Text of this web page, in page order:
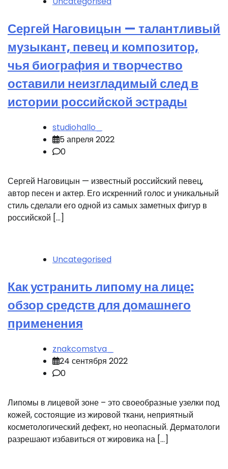
Сергей Наговицын — талантливый
музыкант, певец и композитор,
чья биография и творчество
оставили неизгладимый след в
истории российской эстрады
studiohallo_
5 апреля 2022
0
Сергей Наговицын — известный российский певец,
автор песен и актер. Его искренний голос и уникальный
стиль сделали его одной из самых заметных фигур в
российской […]
Uncategorised
Как устранить липому на лице:
обзор средств для домашнего
применения
znakcomstva_
24 сентября 2022
0
Липомы в лицевой зоне – это своеобразные узелки под
кожей, состоящие из жировой ткани, неприятный
косметологический дефект, но неопасный. Дерматологи
разрешают избавиться от жировика на […]